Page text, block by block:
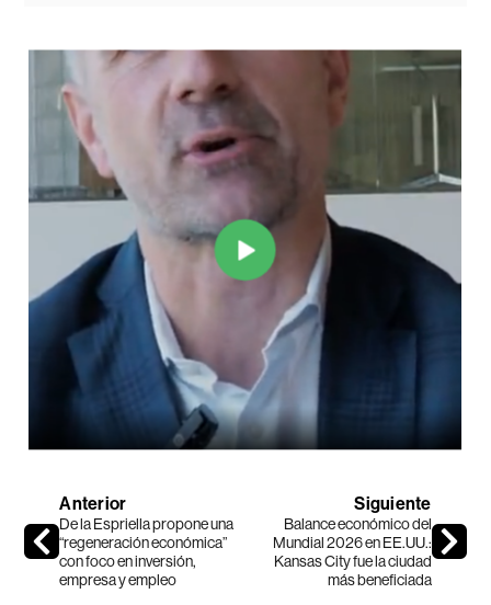
Anterior
De la Espriella propone una
“regeneración económica”
con foco en inversión,
empresa y empleo
Siguiente
Balance económico del
Mundial 2026 en EE.UU.:
Kansas City fue la ciudad
más beneficiada